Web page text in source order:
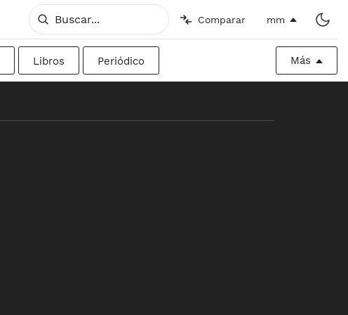
Comparar mm
Libros Periódico Más